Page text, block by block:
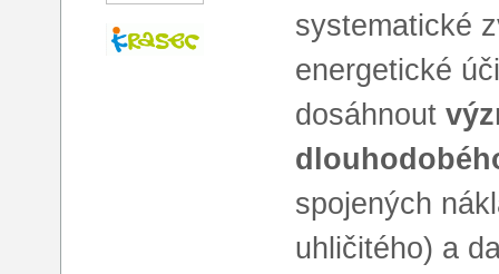
systematické
energetické
dosáhnout
spojených
uhličitého) a